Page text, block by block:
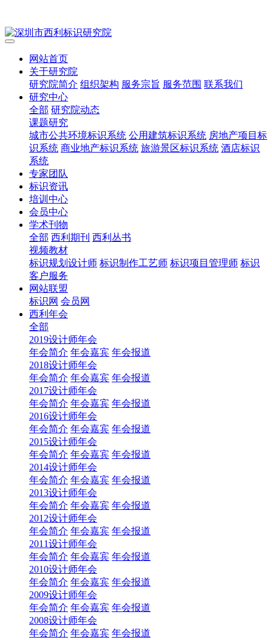
网站首页
关于研究院
研究院简介 组织架构 服务宗旨 服务范围 联系我们
研究中心
全部 研究院动态
课题研究
城市公共环境标识系统 公用建筑标识系统 房地产项目标
识系统 商业地产标识系统 旅游景区标识系统 酒店标识
系统
专家团队
标识资讯
培训中心
会员中心
学术刊物
全部 西利期刊 西利丛书
视频教材
标识规划设计师 标识制作工艺师 标识项目管理师 标识
客户服务
网站联盟
标识网 会员网
西利年会
全部
2019设计师年会
年会简介 年会嘉宾 年会报道
2018设计师年会
年会简介 年会嘉宾 年会报道
2017设计师年会
年会简介 年会嘉宾 年会报道
2016设计师年会
年会简介 年会嘉宾 年会报道
2015设计师年会
年会简介 年会嘉宾 年会报道
2014设计师年会
年会简介 年会嘉宾 年会报道
2013设计师年会
年会简介 年会嘉宾 年会报道
2012设计师年会
年会简介 年会嘉宾 年会报道
2011设计师年会
年会简介 年会嘉宾 年会报道
2010设计师年会
年会简介 年会嘉宾 年会报道
2009设计师年会
年会简介 年会嘉宾 年会报道
2008设计师年会
年会简介 年会嘉宾 年会报道